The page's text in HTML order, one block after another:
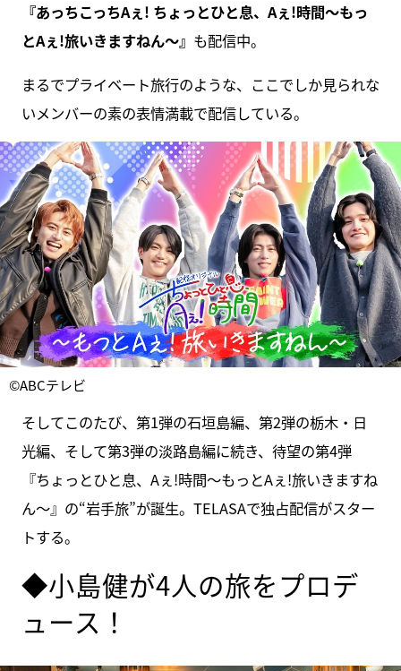
『あっちこっちAぇ! ちょっとひと息、Aぇ!時間～もっ
とAぇ!旅いきますねん〜』 も配信中。
まるでプライベート旅行のような、ここでしか見られな
いメンバーの素の表情満載で配信している。
©ABCテレビ
そしてこのたび、第1弾の石垣島編、第2弾の栃木・日
光編、そして第3弾の淡路島編に続き、待望の第4弾
『ちょっとひと息、Aぇ!時間～もっとAぇ!旅いきますね
ん～』の“岩手旅”が誕生。TELASAで独占配信がスター
トする。
◆小島健が4人の旅をプロデ
ュース！